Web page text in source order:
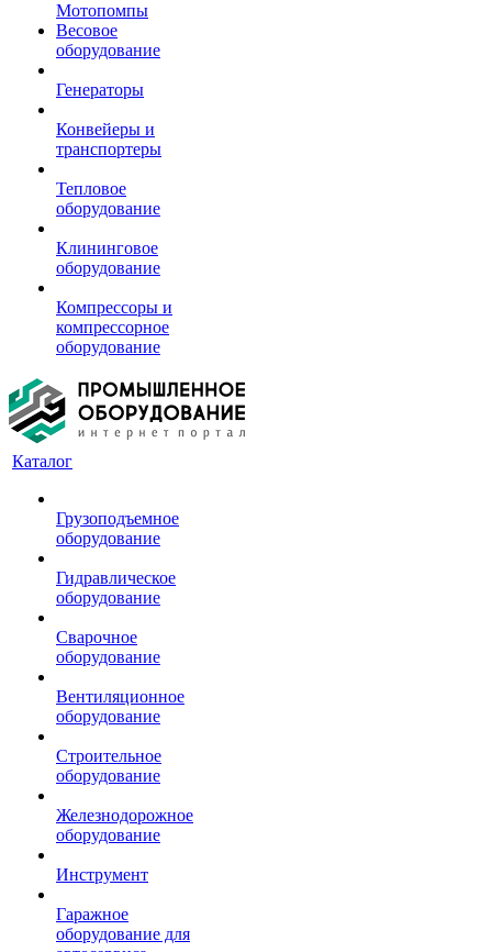
Мотопомпы
Весовое
оборудование
Генераторы
Конвейеры и
транспортеры
Тепловое
оборудование
Клининговое
оборудование
Компрессоры и
компрессорное
оборудование
Каталог
Грузоподъемное
оборудование
Гидравлическое
оборудование
Сварочное
оборудование
Вентиляционное
оборудование
Строительное
оборудование
Железнодорожное
оборудование
Инструмент
Гаражное
оборудование для